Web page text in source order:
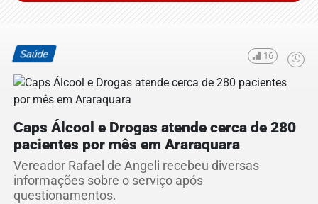
Saúde 16
Caps Álcool e Drogas atende cerca de 280
pacientes por mês em Araraquara
Vereador Rafael de Angeli recebeu diversas
informações sobre o serviço após
questionamentos.